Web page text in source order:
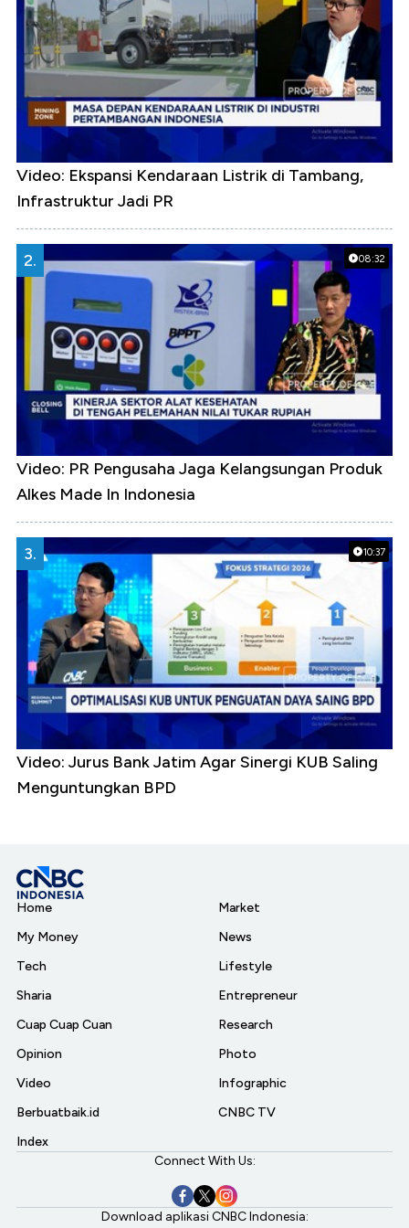
Video: Ekspansi Kendaraan Listrik di Tambang,
Infrastruktur Jadi PR
08:32
2.
Video: PR Pengusaha Jaga Kelangsungan Produk
Alkes Made In Indonesia
10:37
3.
Video: Jurus Bank Jatim Agar Sinergi KUB Saling
Menguntungkan BPD
Home
My Money
Tech
Sharia
Cuap Cuap Cuan
Opinion
Video
Berbuatbaik.id
Index
Market
News
Lifestyle
Entrepreneur
Research
Photo
Infographic
CNBC TV
Connect With Us:
Download aplikasi CNBC Indonesia: